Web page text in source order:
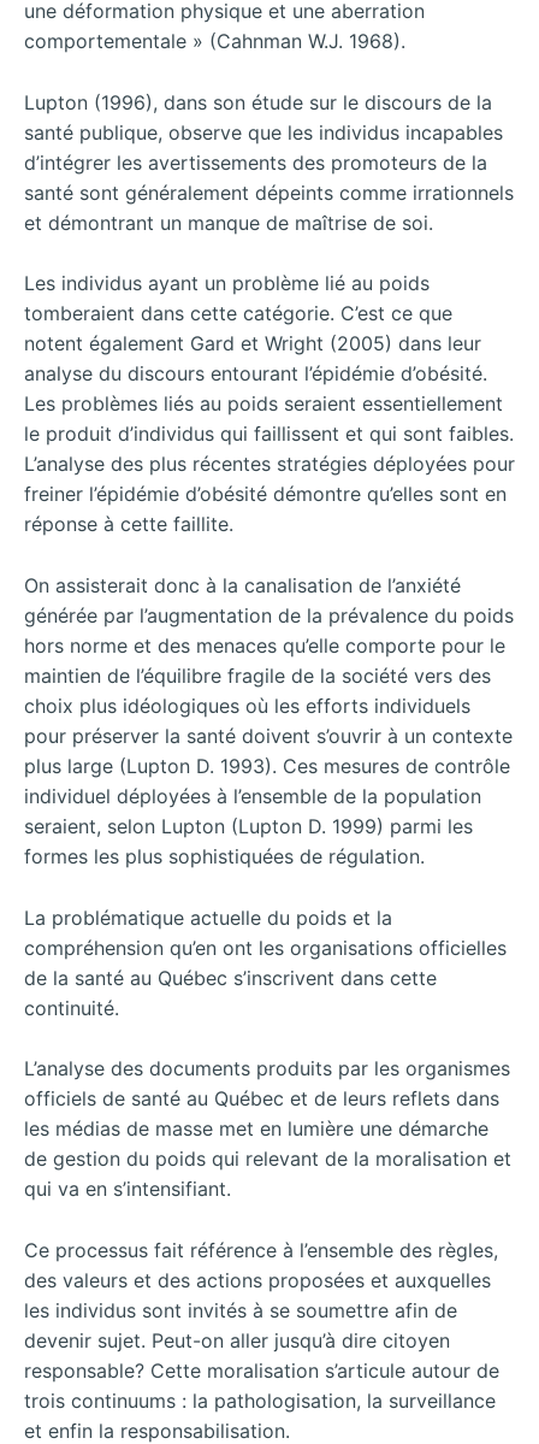
une déformation physique et une aberration
comportementale » (Cahnman W.J. 1968).
Lupton (1996), dans son étude sur le discours de la
santé publique, observe que les individus incapables
d’intégrer les avertissements des promoteurs de la
santé sont généralement dépeints comme irrationnels
et démontrant un manque de maîtrise de soi.
Les individus ayant un problème lié au poids
tomberaient dans cette catégorie. C’est ce que
notent également Gard et Wright (2005) dans leur
analyse du discours entourant l’épidémie d’obésité.
Les problèmes liés au poids seraient essentiellement
le produit d’individus qui faillissent et qui sont faibles.
L’analyse des plus récentes stratégies déployées pour
freiner l’épidémie d’obésité démontre qu’elles sont en
réponse à cette faillite.
On assisterait donc à la canalisation de l’anxiété
générée par l’augmentation de la prévalence du poids
hors norme et des menaces qu’elle comporte pour le
maintien de l’équilibre fragile de la société vers des
choix plus idéologiques où les efforts individuels
pour préserver la santé doivent s’ouvrir à un contexte
plus large (Lupton D. 1993). Ces mesures de contrôle
individuel déployées à l’ensemble de la population
seraient, selon Lupton (Lupton D. 1999) parmi les
formes les plus sophistiquées de régulation.
La problématique actuelle du poids et la
compréhension qu’en ont les organisations officielles
de la santé au Québec s’inscrivent dans cette
continuité.
L’analyse des documents produits par les organismes
officiels de santé au Québec et de leurs reflets dans
les médias de masse met en lumière une démarche
de gestion du poids qui relevant de la moralisation et
qui va en s’intensifiant.
Ce processus fait référence à l’ensemble des règles,
des valeurs et des actions proposées et auxquelles
les individus sont invités à se soumettre afin de
devenir sujet. Peut-on aller jusqu’à dire citoyen
responsable? Cette moralisation s’articule autour de
trois continuums : la pathologisation, la surveillance
et enfin la responsabilisation.